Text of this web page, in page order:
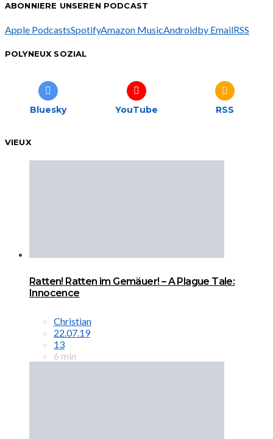
ABONNIERE UNSEREN PODCAST
Apple PodcastsSpotifyAmazon MusicAndroidby EmailRSS
POLYNEUX SOZIAL
Bluesky YouTube RSS
VIEUX
Ratten! Ratten im Gemäuer! – A Plague Tale:
Innocence
Christian
22.07.19
13
6 min